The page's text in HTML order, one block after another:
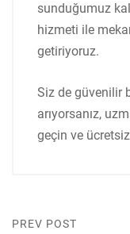
sunduğumuz
hizmeti ile
getiriyoruz.
Siz de güvenilir
arıyorsanız,
geçin ve
PREV POST